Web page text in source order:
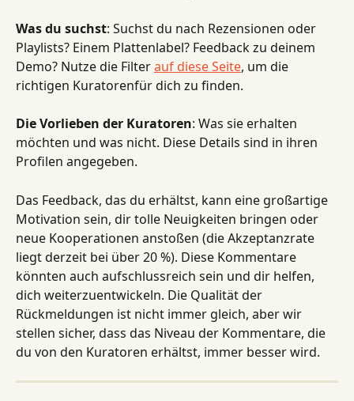
Was du suchst: Suchst du nach Rezensionen oder
Playlists? Einem Plattenlabel? Feedback zu deinem
Demo? Nutze die Filter auf diese Seite, um die
richtigen Kuratorenfür dich zu finden.
Die Vorlieben der Kuratoren: Was sie erhalten
möchten und was nicht. Diese Details sind in ihren
Profilen angegeben.
Das Feedback, das du erhältst, kann eine großartige
Motivation sein, dir tolle Neuigkeiten bringen oder
neue Kooperationen anstoßen (die Akzeptanzrate
liegt derzeit bei über 20 %). Diese Kommentare
könnten auch aufschlussreich sein und dir helfen,
dich weiterzuentwickeln. Die Qualität der
Rückmeldungen ist nicht immer gleich, aber wir
stellen sicher, dass das Niveau der Kommentare, die
du von den Kuratoren erhältst, immer besser wird.